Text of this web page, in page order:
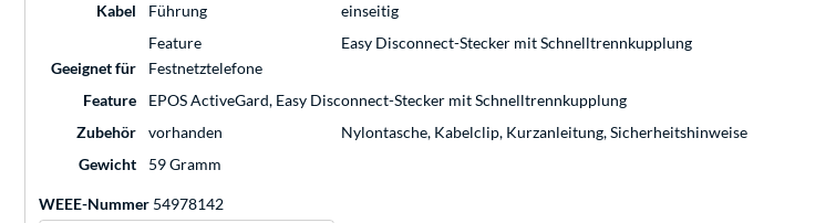
Kabel
Führung
einseitig
Feature
Easy Disconnect-Stecker mit Schnelltrennkupplung
Geeignet für
Festnetztelefone
Feature
EPOS ActiveGard, Easy Disconnect-Stecker mit Schnelltrennkupplung
Zubehör
vorhanden
Nylontasche, Kabelclip, Kurzanleitung, Sicherheitshinweise
Gewicht
59 Gramm
WEEE-Nummer 54978142